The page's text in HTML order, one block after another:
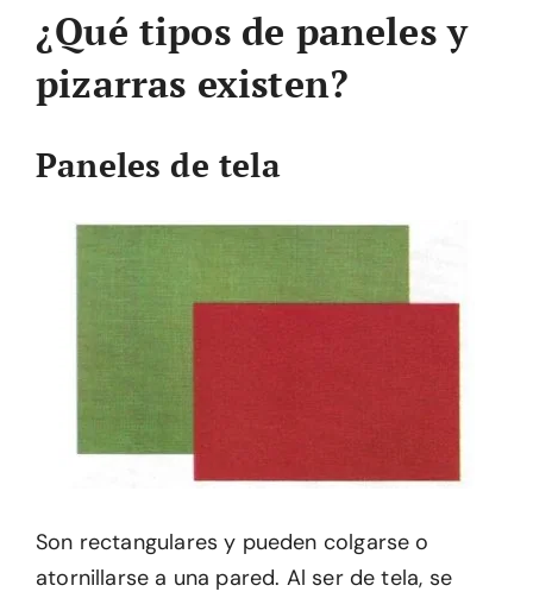
¿Qué tipos de paneles y
pizarras existen?
Paneles de tela
Son rectangulares y pueden colgarse o
atornillarse a una pared. Al ser de tela, se